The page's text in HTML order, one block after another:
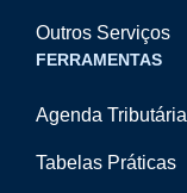
Outros Serviços
FERRAMENTAS
Agenda Tributária
Tabelas Práticas